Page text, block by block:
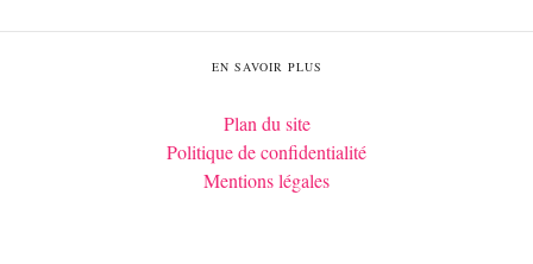
EN SAVOIR PLUS
Plan du site
Politique de confidentialité
Mentions légales